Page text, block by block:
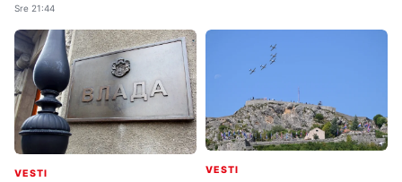
Sre 21:44
VESTI VESTI